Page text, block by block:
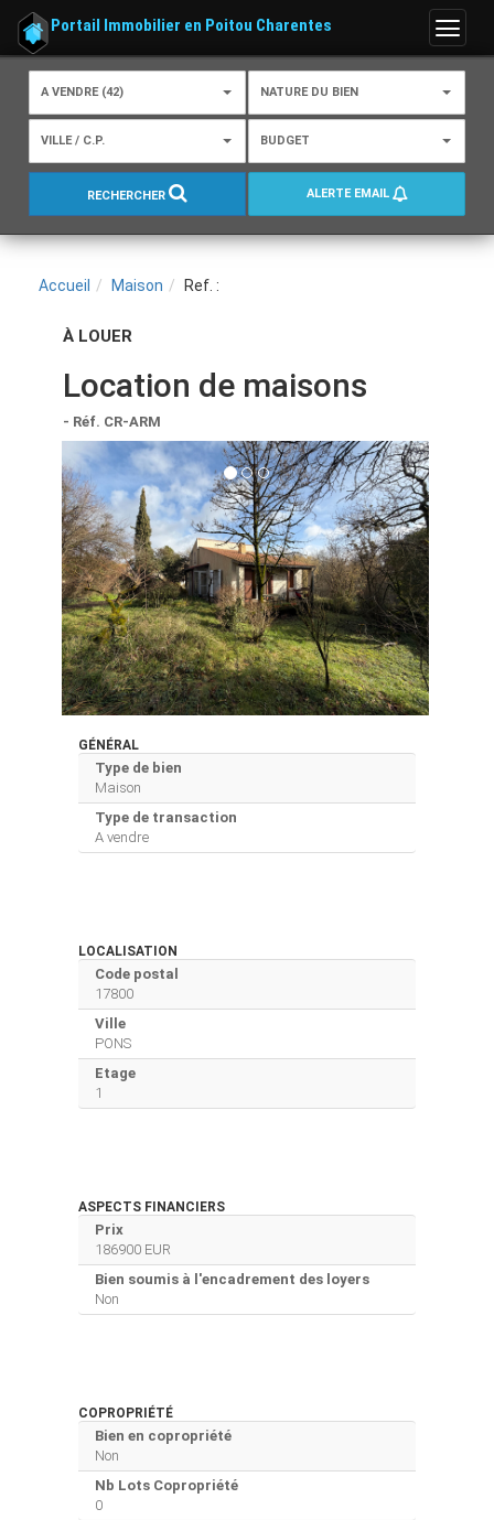
Menu
Portail Immobilier en Poitou Charentes
A VENDRE (42) NATURE DU BIEN
VILLE / C.P. BUDGET
RECHERCHER ALERTE EMAIL
Accueil Maison Ref. :
À LOUER
Location de maisons
- Réf. CR-ARM
GÉNÉRAL
Type de bien
Maison
Type de transaction
A vendre
LOCALISATION
Code postal
17800
Ville
PONS
Etage
1
ASPECTS FINANCIERS
Prix
186900 EUR
Bien soumis à l'encadrement des loyers
Non
COPROPRIÉTÉ
Bien en copropriété
Non
Nb Lots Copropriété
0